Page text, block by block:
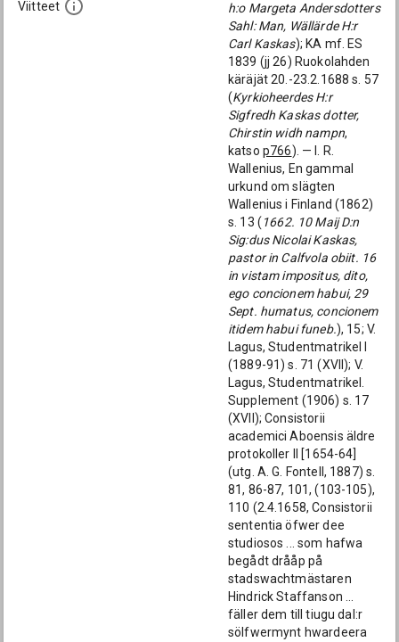
Viitteet
h:o Margeta Andersdotters
Sahl: Man, Wällärde H:r
Carl Kaskas); KA mf. ES
1839 (jj 26) Ruokolahden
käräjät 20.-23.2.1688 s. 57
(Kyrkioheerdes H:r
Sigfredh Kaskas dotter,
Chirstin widh nampn,
katso p766). — I. R.
Wallenius, En gammal
urkund om slägten
Wallenius i Finland (1862)
s. 13 ( 1662. 10 Maij D:n
Sig:dus Nicolai Kaskas,
pastor in Calfvola obiit. 16
in vistam impositus, dito,
ego concionem habui, 29
Sept. humatus, concionem
itidem habui funeb.), 15; V.
Lagus, Studentmatrikel I
(1889-91) s. 71 (XVII); V.
Lagus, Studentmatrikel.
Supplement (1906) s. 17
(XVII); Consistorii
academici Aboensis äldre
protokoller II [1654-64]
(utg. A. G. Fontell, 1887) s.
81, 86-87, 101, (103-105),
110 (2.4.1658, Consistorii
sententia öfwer dee
studiosos ... som hafwa
begådt drååp på
stadswachtmästaren
Hindrick Staffanson ...
fäller dem till tiugu dal:r
sölfwermynt hwardeera